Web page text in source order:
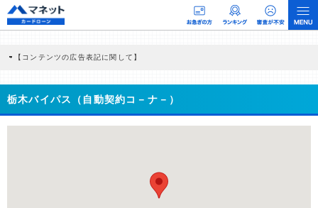
【コンテンツの広告表記に関して】
商品を根拠なくPRするものではなく、当編集部の調査／ユーザーへの口コミ収集な
どに基づき、公平性を担保した情報提供を行っています。
>提携企業一覧
栃木バイパス（自動契約コ－ナ－）